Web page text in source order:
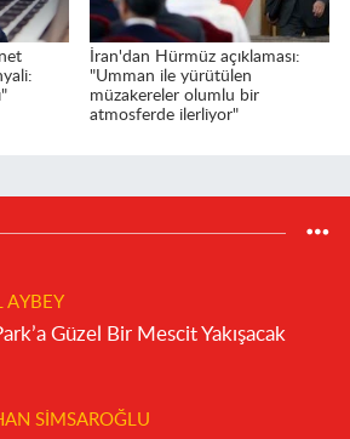
İran'dan Hürmüz açıklaması:
"Umman ile yürütülen
müzakereler olumlu bir
atmosferde ilerliyor"
AYBEY
Güzel Bir Mescit Yakışacak
SIMSAROĞLU